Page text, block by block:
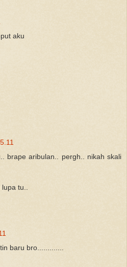
aku
brape aribulan.. pergh.. nikah skali
tu..
baru bro.............